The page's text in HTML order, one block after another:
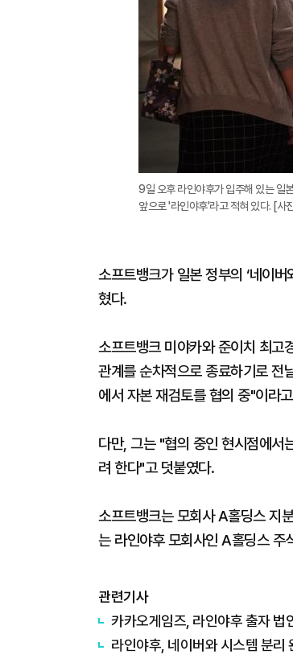
9일 오후 라인야후가 입주해 있는 일
앞으로 '라인야후'라고 적혀 있다. [사
소프트뱅크가 일본 정부의 ‘네이
혔다.
소프트뱅크 미야카와 준이치 최고
관계를 순차적으로 종료하기로 전
에서 자본 재검토를 협의 중"이라
다만, 그는 "협의 중인 현시점에서
려 한다"고 덧붙였다.
소프트뱅크는 모회사 A홀딩스 지
는 라인야후 모회사인 A홀딩스
관련기사
카카오게임즈, 라인야후 출자 법
라인야후, 네이버와 시스템 분리